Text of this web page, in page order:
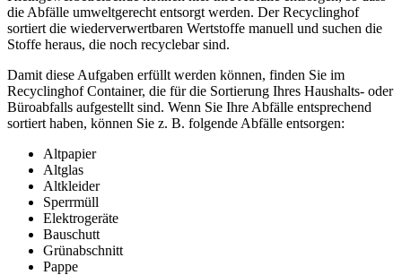
die Abfälle umweltgerecht entsorgt werden. Der Recyclinghof
sortiert die wiederverwertbaren Wertstoffe manuell und suchen die
Stoffe heraus, die noch recyclebar sind.
Damit diese Aufgaben erfüllt werden können, finden Sie im
Recyclinghof Container, die für die Sortierung Ihres Haushalts- oder
Büroabfalls aufgestellt sind. Wenn Sie Ihre Abfälle entsprechend
sortiert haben, können Sie z. B. folgende Abfälle entsorgen:
Altpapier
Altglas
Altkleider
Sperrmüll
Elektrogeräte
Bauschutt
Grünabschnitt
Pappe